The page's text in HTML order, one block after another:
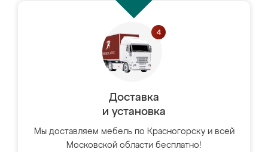
Доставка
и установка
Мы доставляем мебель по Красногорску и всей
Московской области бесплатно!